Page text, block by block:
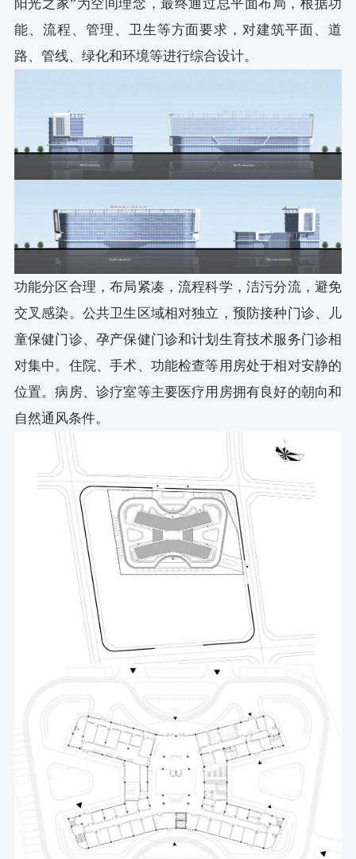
阳光之家”为空间理念，最终通过总平面布局，根据功
能、流程、管理、卫生等方面要求，对建筑平面、道
路、管线、绿化和环境等进行综合设计。
功能分区合理，布局紧凑，流程科学，洁污分流，避免
交叉感染。公共卫生区域相对独立，预防接种门诊、儿
童保健门诊、孕产保健门诊和计划生育技术服务门诊相
对集中。住院、手术、功能检查等用房处于相对安静的
位置。病房、诊疗室等主要医疗用房拥有良好的朝向和
自然通风条件。